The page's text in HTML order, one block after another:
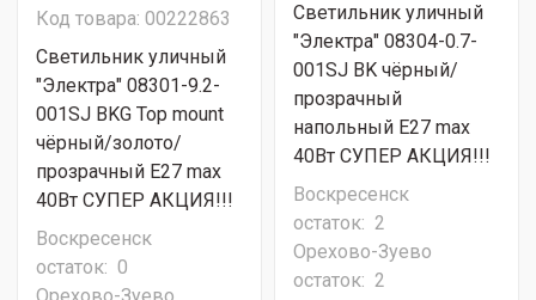
Код товара: 00222863
Светильник уличный
"Электра" 08301-9.2-
001SJ BKG Top mount
чёрный/золото/
прозрачный Е27 max
40Вт СУПЕР АКЦИЯ!!!
Воскресенск
остаток: 0
Светильник уличный
"Электра" 08304-0.7-
001SJ BK чёрный/
прозрачный
напольный Е27 max
40Вт СУПЕР АКЦИЯ!!!
Воскресенск
остаток: 2
Орехово-Зуево
остаток: 2